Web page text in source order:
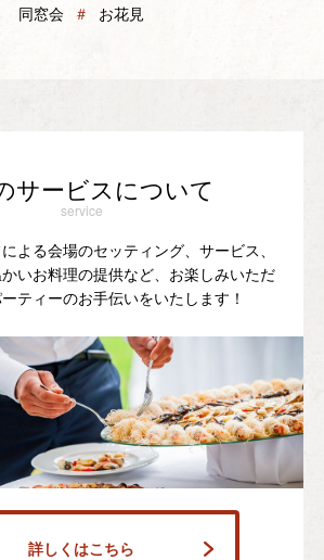
同窓会 ＃ お花見
サービスについて
service
よる会場のセッティング、サービス、
いお料理の提供など、お楽しみいただ
ティーのお手伝いをいたします！
詳しくはこちら